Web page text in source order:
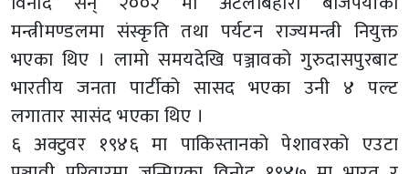
मन्त्रीमण्डलमा संस्कृति तथा पर्यटन राज्यमन्त्री नियुक्त
भएका थिए । लामो समयदेखि पञ्जावको गुरुदासपुरबाट
भारतीय जनता पार्टीको सासद भएका उनी ४ पल्ट
लगातार सासंद भएका थिए ।
६ अक्टुवर १९४६ मा पाकिस्तानको पेशावरको एउटा